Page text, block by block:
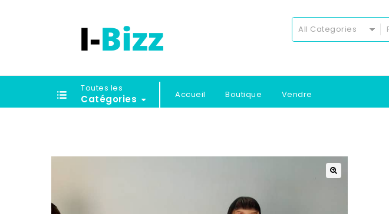
All Categories
Toutes les
Catégories Accueil Boutique Vendre